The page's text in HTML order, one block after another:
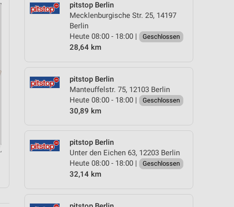
pitstop Berlin
Mecklenburgische Str. 25, 14197
Berlin
Heute 08:00 - 18:00 |
Geschlossen
28,64 km
pitstop Berlin
Manteuffelstr. 75, 12103 Berlin
Heute 08:00 - 18:00 |
Geschlossen
30,89 km
pitstop Berlin
Unter den Eichen 63, 12203 Berlin
Heute 08:00 - 18:00 |
Geschlossen
32,14 km